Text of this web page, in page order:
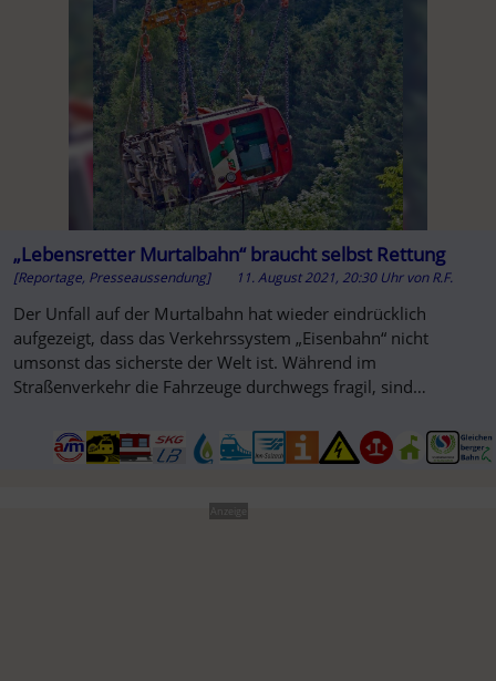
„Lebensretter Murtalbahn“ braucht selbst Rettung
[Reportage, Presseaussendung] 11. August 2021, 20:30 Uhr vonR.F.
Der Unfall auf der Murtalbahn hat wieder eindrücklich
aufgezeigt, dass das Verkehrssystem „Eisenbahn“ nicht
umsonst das sicherste der Welt ist. Während im
Straßenverkehr die Fahrzeuge durchwegs fragil, sind
Anzeige